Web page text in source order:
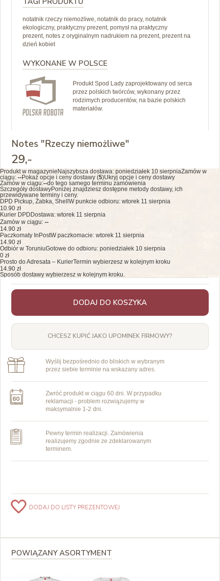
notatnik rzeczy niemożliwe, notatnik do pracy, notatnik
ekologiczny, praktyczny prezent, pomysł na praktyczny
prezent, notes z oryginalnym nadrukiem na prezent, prezent na
dzień kobiet
WYKONANE W POLSCE
Produkt Spod Lady zaprojektowany od serca
przez polskich twórców, wykonany przez
rodzimych producentów, na bazie polskich
materiałów.
Notes "Rzeczy niemożliwe"
29,-
Produkt w magazynie Najszybsza dostawa: poniedziałek 10 sierpniaZamów w
ciągu: --Pokaż opcje i ceny dostawy (5)Ukryj opcje i ceny dostawy
Zamów w ciągu:--do tego samego terminu zamówienia
Szczegóły dostawyPoniżej znajdziesz dostępne metody dostawy, ich
przewidywane terminy i ceny.
DPD Pickup, Żabka, Shell W punkcie odbioru: wtorek 11 sierpnia
10.90 zł
Kurier DPD Dostawa: wtorek 11 sierpnia
Zamów w ciągu: --
14.90 zł
Paczkomaty InPostW paczkomacie: wtorek 11 sierpnia
14.90 zł
Odbiór w ToruniuGotowe do odbioru: poniedziałek 10 sierpnia
0 zł
Prosto do Adresata – KurierTermin wybierzesz w kolejnym kroku
14.90 zł
Sposób dostawy wybierzesz w kolejnym kroku.
DODAJ DO KOSZYKA
CHCESZ KUPIĆ JAKO UPOMINEK FIRMOWY?
Wyślij bezpośrednio do bliskich w wybranym
przez siebie terminie na wskazany adres.
Zwróć produkt w ciągu 60 dni. W przypadku
reklamacji - problem rozwiązujemy w
maksymalnie 1-2 dni.
Pewny termin realizacji. Zamówienia
realizujemy zgodnie ze zdeklarowanym
terminem.
DODAJ DO LISTY PREZENTOWEJ
POWIĄZANY ASORTYMENT